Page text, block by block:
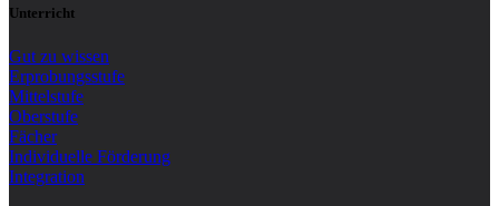
Unterricht
Gut zu wissen
Erprobungsstufe
Mittelstufe
Oberstufe
Fächer
Individuelle Förderung
Integration